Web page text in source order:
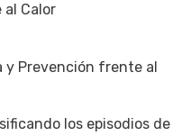
Calor
y Prevención frente al
los episodios de